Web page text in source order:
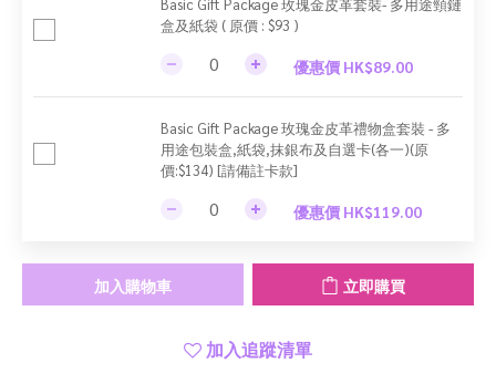
Basic Gift Package 玫瑰金皮革套裝- 多用途頸鏈
盒及紙袋 ( 原價 : $93 )
優惠價 HK$89.00
Basic Gift Package 玫瑰金皮革禮物盒套裝 - 多
用途包裝盒,紙袋,抹銀布及自選卡(各一)(原
價:$134) [請備註卡款]
優惠價 HK$119.00
加入購物車 立即購買
加入追蹤清單